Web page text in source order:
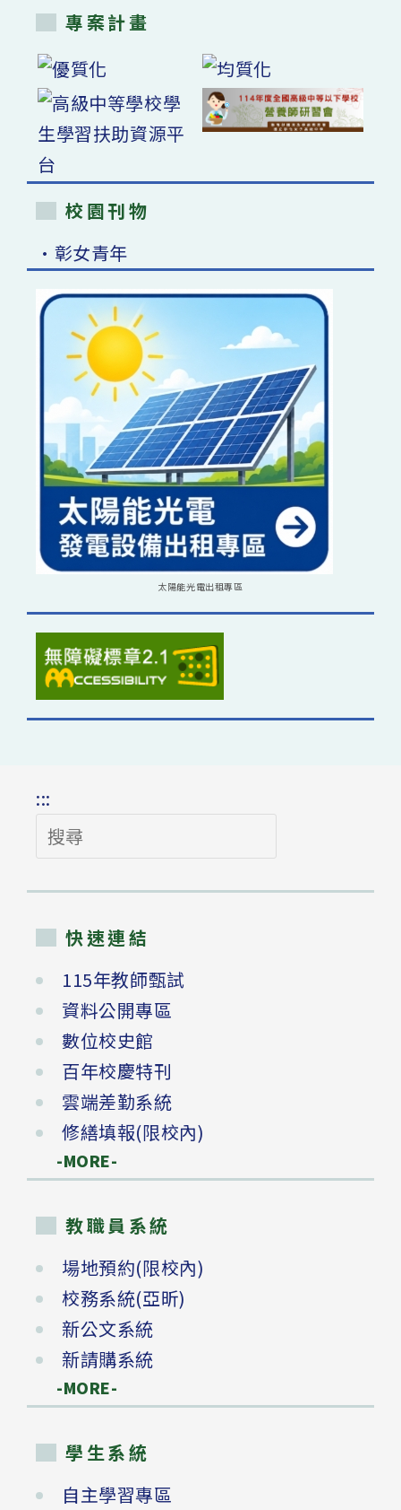
專案計畫
校園刊物
•彰女青年
太陽能光電出租專區
:::
搜
尋
快速連結
115年教師甄試
資料公開專區
數位校史館
百年校慶特刊
雲端差勤系統
修繕填報(限校內)
-MORE-
教職員系統
場地預約(限校內)
校務系統(亞昕)
新公文系統
新請購系統
-MORE-
學生系統
自主學習專區